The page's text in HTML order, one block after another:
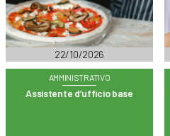
22/10/2026
AMMINISTRATIVO
Assistente d’ufficio base